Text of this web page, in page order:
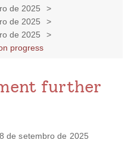
de 2025
de 2025
de 2025
progress
further
de setembro de 2025